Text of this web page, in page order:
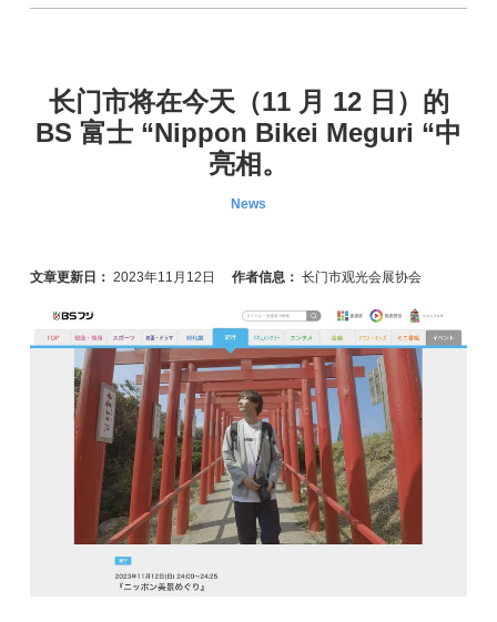
长门市将在今天（11 月 12 日）的
BS 富士 “Nippon Bikei Meguri “中
亮相。
News
文章更新日： 2023年11月12日 作者信息： 长门市观光会展协会